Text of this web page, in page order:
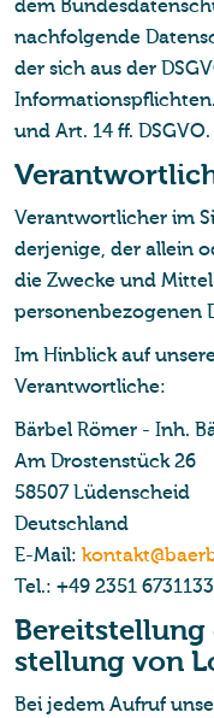
dem
nachfolgende
der sich aus der
und Art. 14 ff. DSGVO.
Verantwortlicher im
derjenige, der allein
die Zwecke und
personenbezogenen
Im Hinblick auf
Verantwortliche:
Bärbel Römer - Inh.
Am Drostenstück 26
58507 Lüdenscheid
Deutschland
E-Mail:
Tel.: +49 2351 6731133
stel­lung von
Bei jedem Aufruf